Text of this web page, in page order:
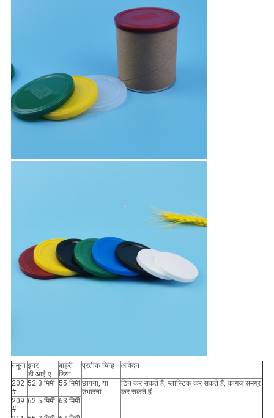
नमूना इनर
डी.आई.ए.
बाहरी
डिया
प्रतीक चिन्ह आवेदन
202
#
52.3 मिमी 55 मिमी छापना, या
उभारना
टिन कर सकते हैं, प्लास्टिक कर सकते हैं, कागज समग्र
कर सकते हैं
209
#
62.5 मिमी 63 मिमी